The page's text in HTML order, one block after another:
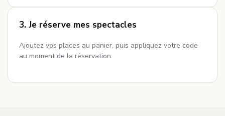
3. Je réserve mes spectacles
Ajoutez vos places au panier, puis appliquez votre code
au moment de la réservation.